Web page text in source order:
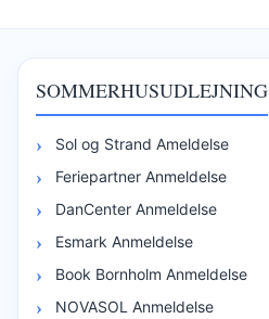
SOMMERHUSUDLEJNING
Sol og Strand Ameldelse
Feriepartner Anmeldelse
DanCenter Anmeldelse
Esmark Anmeldelse
Book Bornholm Anmeldelse
NOVASOL Anmeldelse